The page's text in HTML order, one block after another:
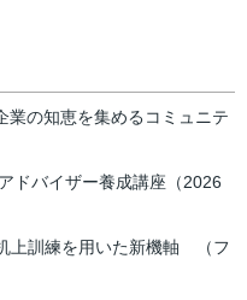
業の知恵を集めるコミュニテ
ドバイザー養成講座（2026
上訓練を用いた新機軸 （フ